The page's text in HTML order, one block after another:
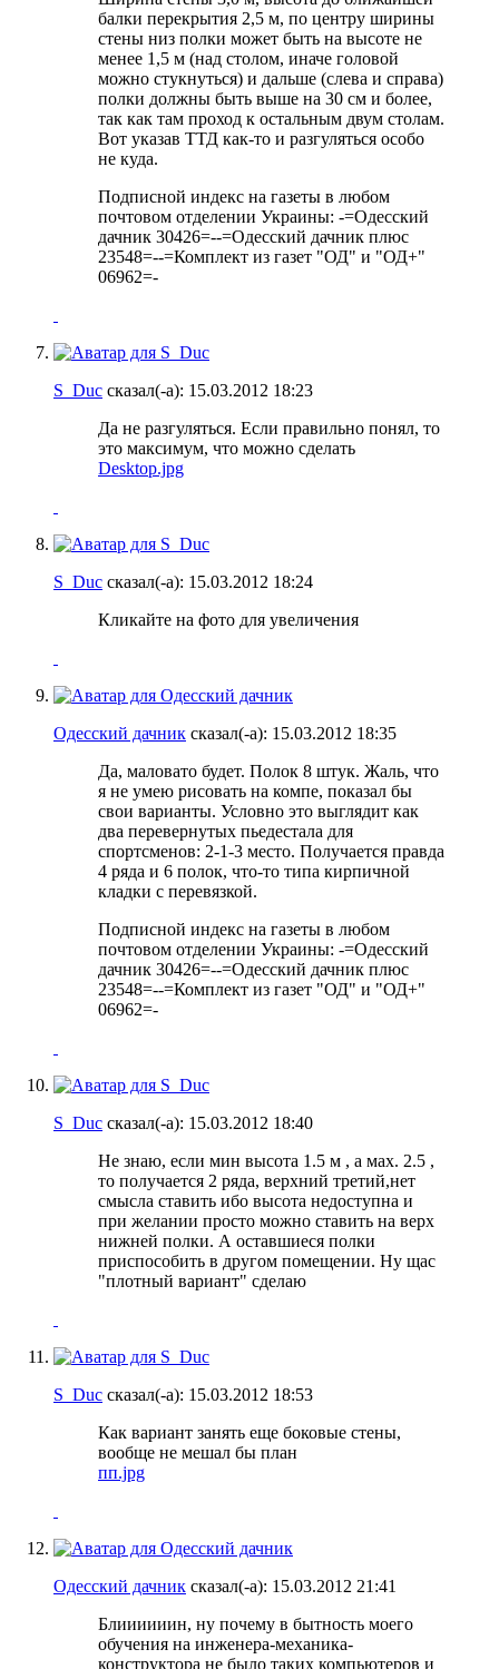
балки перекрытия 2,5 м, по центру ширины
стены низ полки может быть на высоте не
менее 1,5 м (над столом, иначе головой
можно стукнуться) и дальше (слева и справа)
полки должны быть выше на 30 см и более,
так как там проход к остальным двум столам.
Вот указав ТТД как-то и разгуляться особо
не куда.
Подписной индекс на газеты в любом
почтовом отделении Украины: -=Одесский
дачник 30426=--=Одесский дачник плюс
23548=--=Комплект из газет "ОД" и "ОД+"
06962=-
S_Duc сказал(-а): 15.03.2012 18:23
Да не разгуляться. Если правильно понял, то
это максимум, что можно сделать
Desktop.jpg
S_Duc сказал(-а): 15.03.2012 18:24
Кликайте на фото для увеличения
Одесский дачник сказал(-а): 15.03.2012 18:35
Да, маловато будет. Полок 8 штук. Жаль, что
я не умею рисовать на компе, показал бы
свои варианты. Условно это выглядит как
два перевернутых пьедестала для
спортсменов: 2-1-3 место. Получается правда
4 ряда и 6 полок, что-то типа кирпичной
кладки с перевязкой.
Подписной индекс на газеты в любом
почтовом отделении Украины: -=Одесский
дачник 30426=--=Одесский дачник плюс
23548=--=Комплект из газет "ОД" и "ОД+"
06962=-
S_Duc сказал(-а): 15.03.2012 18:40
Не знаю, если мин высота 1.5 м , а мах. 2.5 ,
то получается 2 ряда, верхний третий,нет
смысла ставить ибо высота недоступна и
при желании просто можно ставить на верх
нижней полки. А оставшиеся полки
приспособить в другом помещении. Ну щас
"плотный вариант" сделаю
S_Duc сказал(-а): 15.03.2012 18:53
Как вариант занять еще боковые стены,
вообще не мешал бы план
пп.jpg
Одесский дачник сказал(-а): 15.03.2012 21:41
Блиииииин, ну почему в бытность моего
обучения на инженера-механика-
конструктора не было таких компьютеров и